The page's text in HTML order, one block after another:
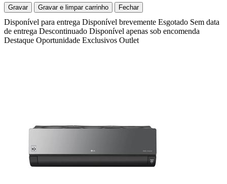
Gravar Gravar e limpar carrinho Fechar
Disponível para entrega Disponível brevemente Esgotado Sem data
de entrega Descontinuado Disponível apenas sob encomenda
Destaque Oportunidade Exclusivos Outlet